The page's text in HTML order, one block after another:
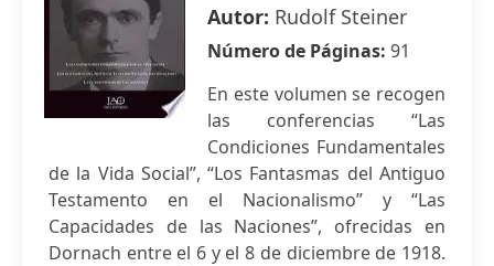
Autor: Rudolf Steiner
Número de Páginas: 91
En este volumen se recogen
las conferencias “Las
Condiciones Fundamentales
de la Vida Social”, “Los Fantasmas del Antiguo
Testamento en el Nacionalismo” y “Las
Capacidades de las Naciones”, ofrecidas en
Dornach entre el 6 y el 8 de diciembre de 1918.